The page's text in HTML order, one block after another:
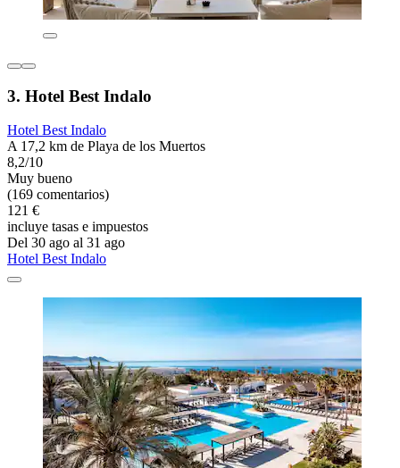
3. Hotel Best Indalo
Hotel Best Indalo
A 17,2 km de Playa de los Muertos
8,2/10
Muy bueno
(169 comentarios)
121 €
incluye tasas e impuestos
Del 30 ago al 31 ago
Hotel Best Indalo